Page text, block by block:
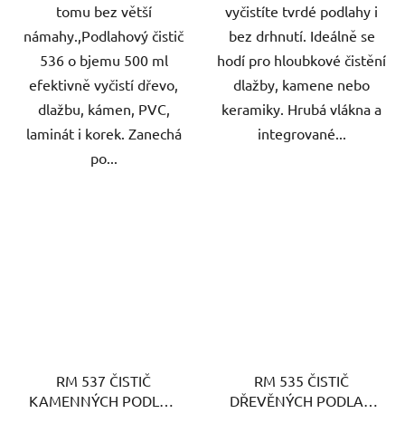
tomu bez větší
námahy.,Podlahový čistič
536 o bjemu 500 ml
efektivně vyčistí dřevo,
dlažbu, kámen, PVC,
laminát i korek. Zanechá
po...
vyčistíte tvrdé podlahy i
bez drhnutí. Ideálně se
hodí pro hloubkové čistění
dlažby, kamene nebo
keramiky. Hrubá vlákna a
integrované...
RM 537 ČISTIČ
KAMENNÝCH PODLAH
RM 535 ČISTIČ
DŘEVĚNÝCH PODLAH